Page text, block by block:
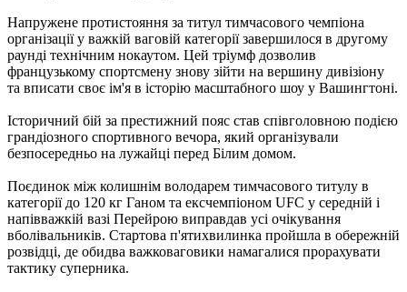
Напружене протистояння за титул тимчасового чемпіона
організації у важкій ваговій категорії завершилося в другому
раунді технічним нокаутом. Цей тріумф дозволив
французькому спортсмену знову зійти на вершину дивізіону
та вписати своє ім'я в історію масштабного шоу у Вашингтоні.
Історичний бій за престижний пояс став співголовною подією
грандіозного спортивного вечора, який організували
безпосередньо на лужайці перед Білим домом.
Поєдинок між колишнім володарем тимчасового титулу в
категорії до 120 кг Ганом та ексчемпіоном UFC у середній і
напівважкій вазі Перейрою виправдав усі очікування
вболівальників. Стартова п'ятихвилинка пройшла в обережній
розвідці, де обидва важковаговики намагалися прорахувати
тактику суперника.